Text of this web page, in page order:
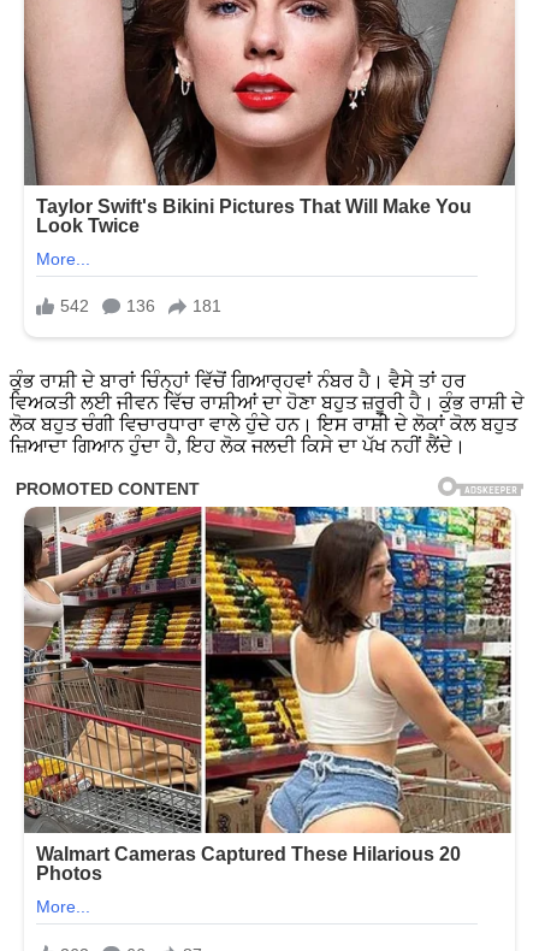
ਕੁੰਭ ਰਾਸ਼ੀ ਦੇ ਬਾਰਾਂ ਚਿੰਨ੍ਹਾਂ ਵਿੱਚੋਂ ਗਿਆਰ੍ਹਵਾਂ ਨੰਬਰ ਹੈ। ਵੈਸੇ ਤਾਂ ਹਰ
ਵਿਅਕਤੀ ਲਈ ਜੀਵਨ ਵਿੱਚ ਰਾਸ਼ੀਆਂ ਦਾ ਹੋਣਾ ਬਹੁਤ ਜ਼ਰੂਰੀ ਹੈ। ਕੁੰਭ ਰਾਸ਼ੀ ਦੇ
ਲੋਕ ਬਹੁਤ ਚੰਗੀ ਵਿਚਾਰਧਾਰਾ ਵਾਲੇ ਹੁੰਦੇ ਹਨ। ਇਸ ਰਾਸ਼ੀ ਦੇ ਲੋਕਾਂ ਕੋਲ ਬਹੁਤ
ਜ਼ਿਆਦਾ ਗਿਆਨ ਹੁੰਦਾ ਹੈ, ਇਹ ਲੋਕ ਜਲਦੀ ਕਿਸੇ ਦਾ ਪੱਖ ਨਹੀਂ ਲੈਂਦੇ।